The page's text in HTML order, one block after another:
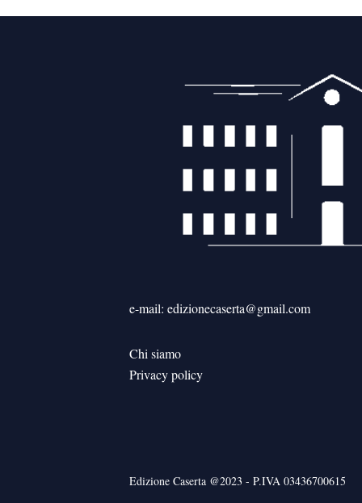
articoli
e-mail: edizionecaserta@gmail.com
Chi siamo
Privacy policy
Edizione Caserta @2023 - P.IVA 03436700615